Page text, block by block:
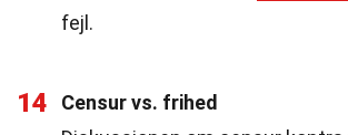
fejl.
14
Censur vs. frihed